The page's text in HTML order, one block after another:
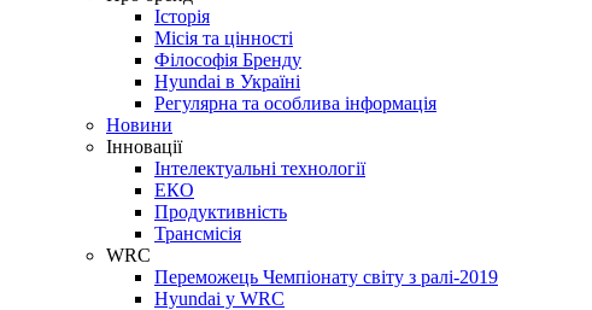
Історія
Місія та цінності
Філософія Бренду
Hyundai в Україні
Регулярна та особлива інформація
Новини
Інновації
Інтелектуальні технології
ЕКО
Продуктивність
Трансмісія
WRC
Переможець Чемпіонату світу з ралі-2019
Hyundai у WRC